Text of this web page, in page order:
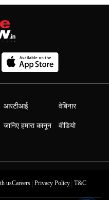
आरटीआई
जानिए हमारा कानून
वेबिनार
वीडियो
usCareers| Privacy Policy| T&C